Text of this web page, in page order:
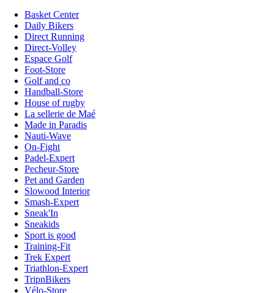
Basket Center
Daily Bikers
Direct Running
Direct-Volley
Espace Golf
Foot-Store
Golf and co
Handball-Store
House of rugby
La sellerie de Maé
Made in Paradis
Nauti-Wave
On-Fight
Padel-Expert
Pecheur-Store
Pet and Garden
Slowood Interior
Smash-Expert
Sneak'In
Sneakids
Sport is good
Training-Fit
Trek Expert
Triathlon-Expert
TripnBikers
Vélo-Store